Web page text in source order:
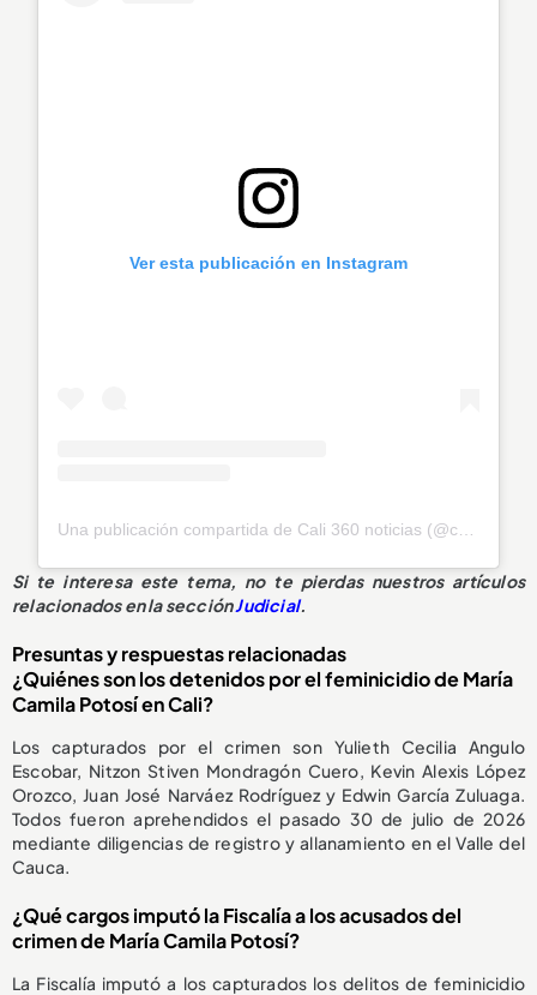
Ver esta publicación en Instagram
Si te interesa este tema, no te pierdas nuestros artículos
relacionados en la secciónJudicial.
Presuntas y respuestas relacionadas
¿Quiénes son los detenidos por el feminicidio de María
Camila Potosí en Cali?
Los capturados por el crimen son Yulieth Cecilia Angulo
Escobar, Nitzon Stiven Mondragón Cuero, Kevin Alexis López
Orozco, Juan José Narváez Rodríguez y Edwin García Zuluaga.
Todos fueron aprehendidos el pasado 30 de julio de 2026
mediante diligencias de registro y allanamiento en el Valle del
Cauca.
¿Qué cargos imputó la Fiscalía a los acusados del
crimen de María Camila Potosí?
La Fiscalía imputó a los capturados los delitos de feminicidio